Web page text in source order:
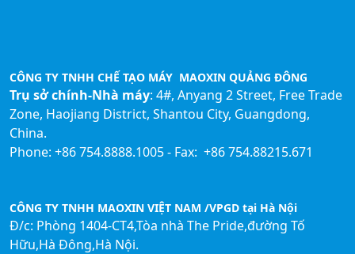
CÔNG TY TNHH CHẾ TẠO MÁY MAOXIN QUẢNG ĐÔNG
Trụ sở chính-Nhà máy: 4#, Anyang 2 Street, Free Trade
Zone, Haojiang District, Shantou City, Guangdong,
China.
Phone: +86 754.8888.1005 - Fax: +86 754.88215.671
CÔNG TY TNHH MAOXIN VIỆT NAM /VPGD tại Hà Nội
Đ/c: Phòng 1404-CT4,Tòa nhà The Pride,đường Tố
Hữu,Hà Đông,Hà Nội.